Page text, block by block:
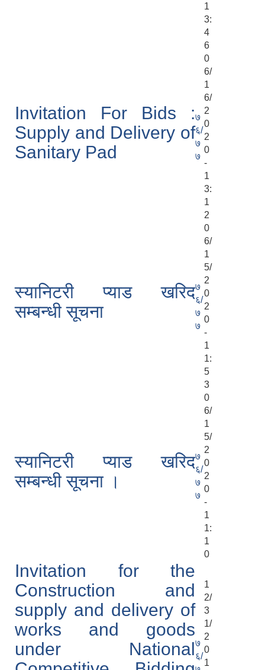
1
3:
4
6
Invitation For Bids :
Supply and Delivery of
Sanitary Pad
७
६/
७
७
0
6/
1
6/
2
0
2
0
-
1
3:
1
2
स्यानिटरी प्याड खरिद
सम्बन्धी सूचना
७
६/
७
७
0
6/
1
5/
2
0
2
0
-
1
1:
5
3
स्यानिटरी प्याड खरिद
सम्बन्धी सूचना ।
७
६/
७
७
0
6/
1
5/
2
0
2
0
-
1
1:
1
0
Invitation for the
Construction and
supply and delivery of
works and goods
under National७
६/
1
2/
3
1/
2
0
1